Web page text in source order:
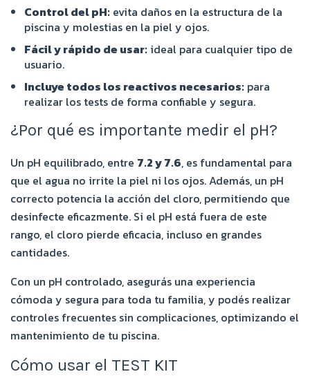
Control del pH: evita daños en la estructura de la
piscina y molestias en la piel y ojos.
Fácil y rápido de usar: ideal para cualquier tipo de
usuario.
Incluye todos los reactivos necesarios: para
realizar los tests de forma confiable y segura.
¿Por qué es importante medir el pH?
Un pH equilibrado, entre 7.2 y 7.6, es fundamental para
que el agua no irrite la piel ni los ojos. Además, un pH
correcto potencia la acción del cloro, permitiendo que
desinfecte eficazmente. Si el pH está fuera de este
rango, el cloro pierde eficacia, incluso en grandes
cantidades.
Con un pH controlado, asegurás una experiencia
cómoda y segura para toda tu familia, y podés realizar
controles frecuentes sin complicaciones, optimizando el
mantenimiento de tu piscina.
Cómo usar el TEST KIT